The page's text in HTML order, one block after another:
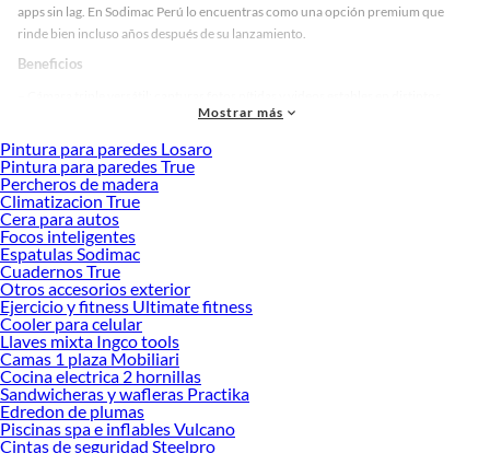
apps sin lag. En Sodimac Perú lo encuentras como una opción premium que
rinde bien incluso años después de su lanzamiento.
Beneficios
–Pantalla OLED Super Retina:colores vivos y contraste real que hacen que todo
se vea espectacular.
–Rendimiento confiable:
exigentes sin problema.
–Diseño compacto y premium:
Características técnicas
– PantallaSuper Retina XDR de 5.8”con tecnología OLED.
– ChipA13 Bioniccon excelente eficiencia y potencia.
– Sistema de cámara triple de12 MP
teleobjetivo).
– Grabación de video en4K con estabilización avanzada.
Mostrar más
Pintura para paredes Losaro
Pintura para paredes True
Percheros de madera
Climatizacion True
Cera para autos
Focos inteligentes
Espatulas Sodimac
Cuadernos True
Otros accesorios exterior
Ejercicio y fitness Ultimate fitness
Cooler para celular
Llaves mixta Ingco tools
Camas 1 plaza Mobiliari
Cocina electrica 2 hornillas
Sandwicheras y wafleras Practika
Edredon de plumas
Piscinas spa e inflables Vulcano
Cintas de seguridad Steelpro